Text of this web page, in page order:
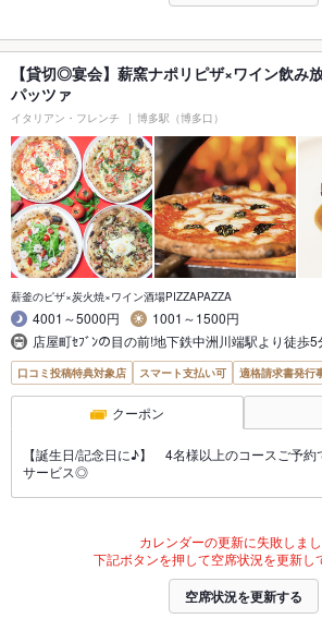
【貸切◎宴会】薪窯ナポリピザ×ワイン飲
パッツァ
イタリアン・フレンチ 博多駅（博多口）
薪釜のピザ×炭火焼×ワイン酒場PIZZAPAZZA
4001～5000円
1001～1500円
店屋町ｾﾌﾞﾝの目の前!地下鉄中洲川端駅より徒歩5
口コミ投稿特典対象店 スマート支払い可 適格請求書発行
クーポン
【誕生日/記念日に♪】 4名様以上のコースご予約
サービス◎
カレンダーの更新に失敗しまし
下記ボタンを押して空席状況を更新し
空席状況を更新する